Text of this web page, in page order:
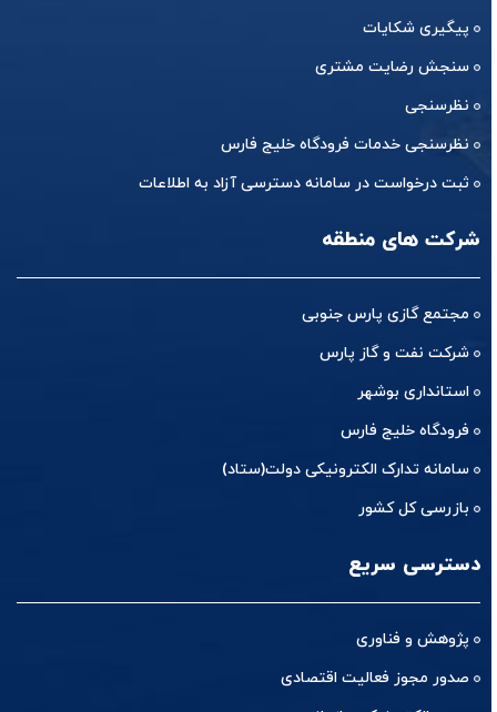
پیگیری شکایات
سنجش رضایت مشتری
نظرسنجی
نظرسنجی خدمات فرودگاه خلیج فارس
ثبت درخواست در سامانه دسترسی آزاد به اطلاعات
شرکت های منطقه
مجتمع گازی پارس جنوبی
شرکت نفت و گاز پارس
استانداری بوشهر
فرودگاه خلیج فارس
سامانه تدارک الکترونیکی دولت(ستاد)
بازرسی کل کشور
دسترسی سریع
پژوهش و فناوری
صدور مجوز فعالیت اقتصادی